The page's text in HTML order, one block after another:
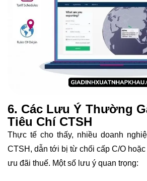
6. Các Lưu Ý Thường
Tiêu Chí CTSH
Thực tế cho thấy, nhiều doanh
CTSH, dẫn tới bị từ chối cấp C/O
ưu đãi thuế. Một số lưu ý quan trọng: